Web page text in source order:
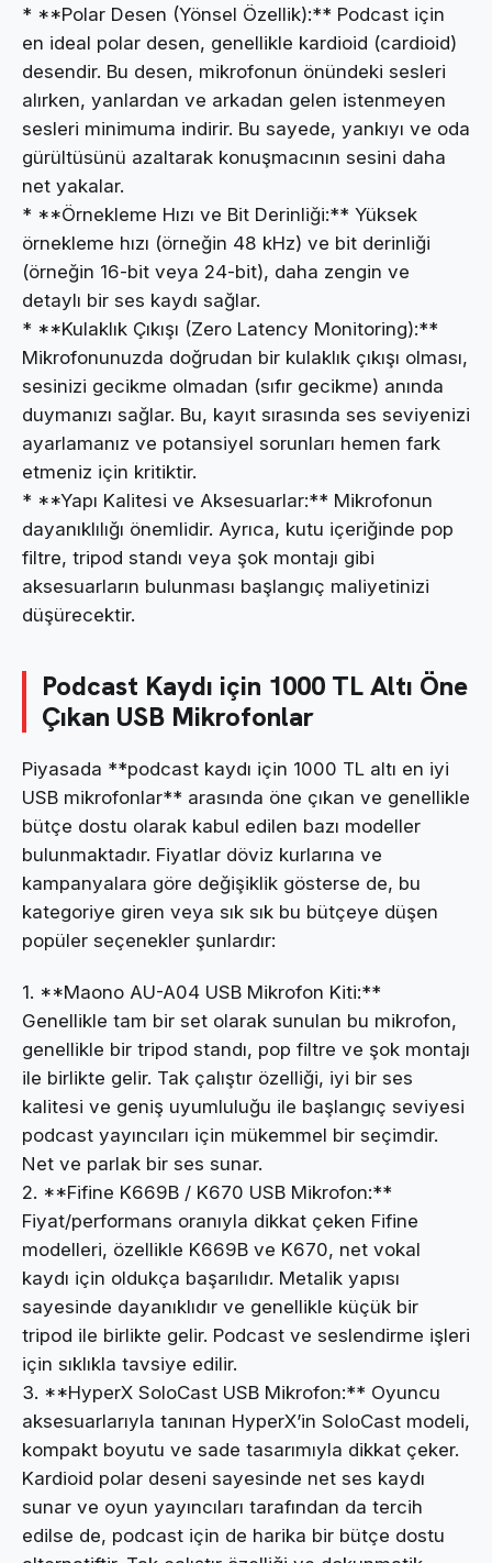
* **Polar Desen (Yönsel Özellik):** Podcast için
en ideal polar desen, genellikle kardioid (cardioid)
desendir. Bu desen, mikrofonun önündeki sesleri
alırken, yanlardan ve arkadan gelen istenmeyen
sesleri minimuma indirir. Bu sayede, yankıyı ve oda
gürültüsünü azaltarak konuşmacının sesini daha
net yakalar.
* **Örnekleme Hızı ve Bit Derinliği:** Yüksek
örnekleme hızı (örneğin 48 kHz) ve bit derinliği
(örneğin 16-bit veya 24-bit), daha zengin ve
detaylı bir ses kaydı sağlar.
* **Kulaklık Çıkışı (Zero Latency Monitoring):**
Mikrofonunuzda doğrudan bir kulaklık çıkışı olması,
sesinizi gecikme olmadan (sıfır gecikme) anında
duymanızı sağlar. Bu, kayıt sırasında ses seviyenizi
ayarlamanız ve potansiyel sorunları hemen fark
etmeniz için kritiktir.
* **Yapı Kalitesi ve Aksesuarlar:** Mikrofonun
dayanıklılığı önemlidir. Ayrıca, kutu içeriğinde pop
filtre, tripod standı veya şok montajı gibi
aksesuarların bulunması başlangıç maliyetinizi
düşürecektir.
Podcast Kaydı için 1000 TL Altı Öne
Çıkan USB Mikrofonlar
Piyasada **podcast kaydı için 1000 TL altı en iyi
USB mikrofonlar** arasında öne çıkan ve genellikle
bütçe dostu olarak kabul edilen bazı modeller
bulunmaktadır. Fiyatlar döviz kurlarına ve
kampanyalara göre değişiklik gösterse de, bu
kategoriye giren veya sık sık bu bütçeye düşen
popüler seçenekler şunlardır:
1. **Maono AU-A04 USB Mikrofon Kiti:**
Genellikle tam bir set olarak sunulan bu mikrofon,
genellikle bir tripod standı, pop filtre ve şok montajı
ile birlikte gelir. Tak çalıştır özelliği, iyi bir ses
kalitesi ve geniş uyumluluğu ile başlangıç seviyesi
podcast yayıncıları için mükemmel bir seçimdir.
Net ve parlak bir ses sunar.
2. **Fifine K669B / K670 USB Mikrofon:**
Fiyat/performans oranıyla dikkat çeken Fifine
modelleri, özellikle K669B ve K670, net vokal
kaydı için oldukça başarılıdır. Metalik yapısı
sayesinde dayanıklıdır ve genellikle küçük bir
tripod ile birlikte gelir. Podcast ve seslendirme işleri
için sıklıkla tavsiye edilir.
3. **HyperX SoloCast USB Mikrofon:** Oyuncu
aksesuarlarıyla tanınan HyperX’in SoloCast modeli,
kompakt boyutu ve sade tasarımıyla dikkat çeker.
Kardioid polar deseni sayesinde net ses kaydı
sunar ve oyun yayıncıları tarafından da tercih
edilse de, podcast için de harika bir bütçe dostu